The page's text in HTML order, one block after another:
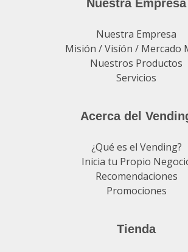
Nuestra Empresa
Nuestra Empresa
Misión / Visíón / Mercado
Nuestros Productos
Servicios
Acerca del
¿Qué es el Vending?
Inicia tu Propio
Recomendaciones
Promociones
Tienda